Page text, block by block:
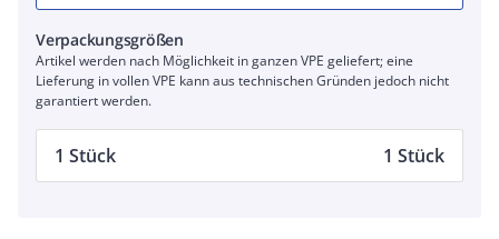
Verpackungsgrößen
Artikel werden nach Möglichkeit in ganzen VPE geliefert; eine
Lieferung in vollen VPE kann aus technischen Gründen jedoch nicht
garantiert werden.
1 Stück 1 Stück